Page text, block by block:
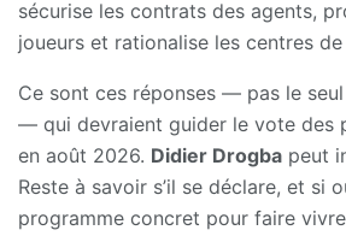
sécurise les contrats des agents,
joueurs et rationalise les centres
Ce sont ces réponses — pas le
— qui devraient guider le vote des
en août 2026. Didier Drogba peut
Reste à savoir s’il se déclare, et si
programme concret pour faire